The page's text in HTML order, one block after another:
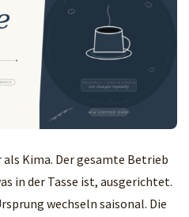
Kima. Der gesamte Betrieb
in der Tasse ist, ausgerichtet.
wechseln saisonal. Die